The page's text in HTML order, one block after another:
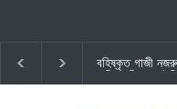
বহিষ্কৃত গাজী নজরু‌লের এম‌পি
বা‌তি‌লে স্পিকার-ইসিকে